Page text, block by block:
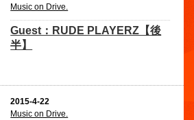
Music on Drive.
Guest：RUDE PLAYERZ【後
半】
2015-4-22
Music on Drive.